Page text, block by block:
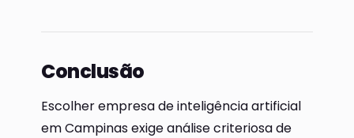
Conclusão
Escolher empresa de inteligência artificial
em Campinas exige análise criteriosa de